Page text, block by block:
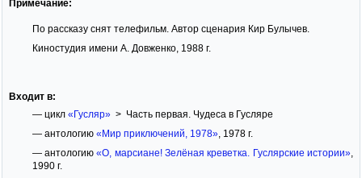
Примечание:
По рассказу снят телефильм. Автор сценария Кир Булычев.
Киностудия имени А. Довженко, 1988 г.
Входит в:
— цикл «Гусляр»> Часть первая. Чудеса в Гусляре
— антологию «Мир приключений, 1978», 1978 г.
— антологию«О, марсиане! Зелёная креветка. Гуслярские истории»
1990 г.